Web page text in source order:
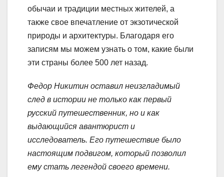
обычаи и традиции местных жителей, а
также свое впечатление от экзотической
природы и архитектуры. Благодаря его
записям мы можем узнать о том, какие были
эти страны более 500 лет назад.
Федор Никитин оставил неизгладимый
след в истории не только как первый
русский путешественник, но и как
выдающийся авантюрист и
исследователь. Его путешествие было
настоящим подвигом, который позволил
ему стать легендой своего времени.